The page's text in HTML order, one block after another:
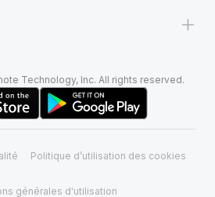
+
Technology, Inc. All rights reserved.
Politique d’utilisation des cookies
générales d'utilisation